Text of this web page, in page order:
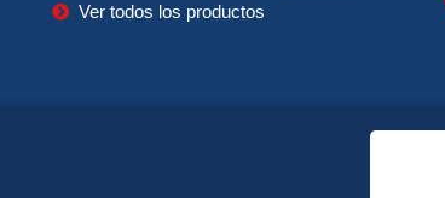
Ver todos los productos